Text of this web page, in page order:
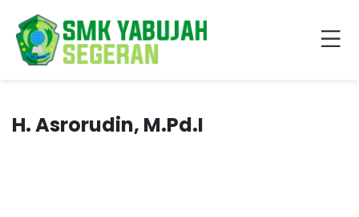
H. Asrorudin, M.Pd.I